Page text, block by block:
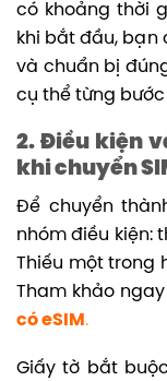
có khoảng thời
khi bắt đầu, bạn
và chuẩn bị
cụ thể từng bước
2. Điều kiện
khi chuyển
Để chuyển
nhóm điều kiện:
Thiếu một trong
Tham khảo
có eSIM .
Giấy tờ bắt